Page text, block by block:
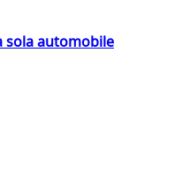
sola automobile